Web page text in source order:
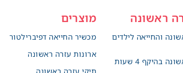
ראשונה
והחייאה לילדים
בהיקף 4 שעות
מוצרים
מכשיר החייאה דפיברילטור
ארונות עזרה ראשונה